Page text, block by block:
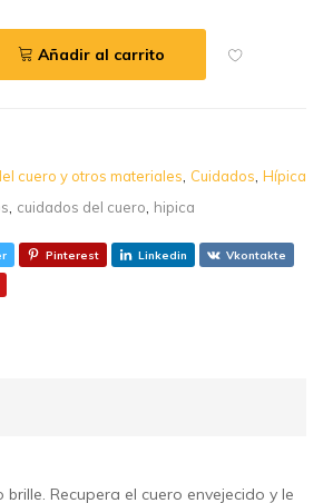
Añadir al carrito
cuero y otros materiales, Cuidados, Hípica
, cuidados del cuero, hipica
Pinterest Linkedin Vkontakte
brille. Recupera el cuero envejecido y le